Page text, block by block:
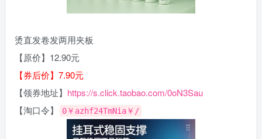
烫直发卷发两用夹板
【原价】12.90元
【券后价】7.90元
【领券地址】 https://s.click.taobao.com/0oN3Sau
【淘口令】
0￥azhf24TmNia￥/